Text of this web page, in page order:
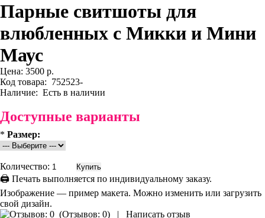
Парные свитшоты для
влюбленных с Микки и Мини
Маус
Цена: 3500 р.
Код товара: 752523-
Наличие: Есть в наличии
Доступные варианты
* Размер:
Количество:
🖨 Печать выполняется по индивидуальному заказу.
Изображение — пример макета. Можно изменить или загрузить
свой дизайн.
(Отзывов: 0) |
Написать отзыв